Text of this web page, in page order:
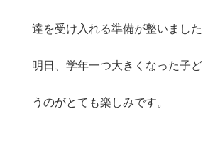
達を受け入れる準備が整いました
明日、学年一つ大きくなった子
うのがとても楽しみです。